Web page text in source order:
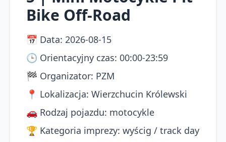
Bike Off-Road
📅 Data: 2026-08-15
🕒 Orientacyjny czas: 00:00-23:59
🏁 Organizator: PZM
📍 Lokalizacja: Wierzchucin Królewski
🚗 Rodzaj pojazdu: motocykle
🏆 Kategoria imprezy: wyścig / track day